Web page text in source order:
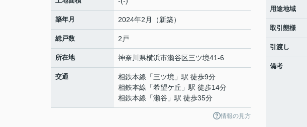
築年月 2024年2月（新築）
総戸数 2戸
所在地 神奈川県横浜市瀬谷区三ツ境41-6
交通 相鉄本線 「三ツ境 」駅 徒歩9分
相鉄本線 「希望ケ丘 」駅 徒歩14分
相鉄本線 「瀬谷 」駅 徒歩35分
情報の見方
用途地域
取引態様
引渡し
備考